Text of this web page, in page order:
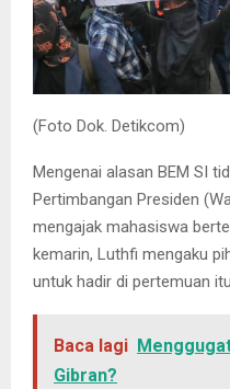
(Foto Dok. Detikcom)
Mengenai alasan BEM SI
Pertimbangan Presiden
mengajak mahasiswa
kemarin, Luthfi mengaku
untuk hadir di pertemuan itu.
Baca lagi
Gibran?